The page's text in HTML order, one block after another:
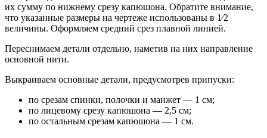
их сумму по нижнему срезу капюшона. Обратите внимание,
что указанные размеры на чертеже использованы в 1⁄2
величины. Оформляем средний срез плавной линией.
Переснимаем детали отдельно, наметив на них направление
основной нити.
Выкраиваем основные детали, предусмотрев припуски:
по срезам спинки, полочки и манжет — 1 см;
по лицевому срезу капюшона — 2,5 см;
по остальным срезам капюшона — 1 см.